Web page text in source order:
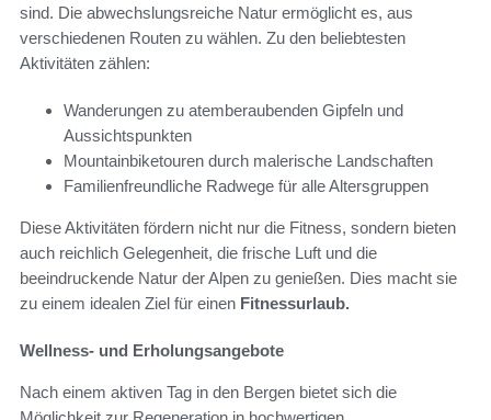
sind. Die abwechslungsreiche Natur ermöglicht es, aus
verschiedenen Routen zu wählen. Zu den beliebtesten
Aktivitäten zählen:
Wanderungen zu atemberaubenden Gipfeln und
Aussichtspunkten
Mountainbiketouren durch malerische Landschaften
Familienfreundliche Radwege für alle Altersgruppen
Diese Aktivitäten fördern nicht nur die Fitness, sondern bieten
auch reichlich Gelegenheit, die frische Luft und die
beeindruckende Natur der Alpen zu genießen. Dies macht sie
zu einem idealen Ziel für einen Fitnessurlaub.
Wellness- und Erholungsangebote
Nach einem aktiven Tag in den Bergen bietet sich die